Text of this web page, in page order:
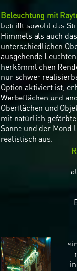
Beleuchtung mit
betrifft sowohl das
Himmels als auch
unterschiedlichen
ausgehende
herkömmlichen
nur schwer
Option aktiviert ist,
Werbeflächen und
Oberflächen und
mit natürlich
Sonne und der Mond
realistisch aus.